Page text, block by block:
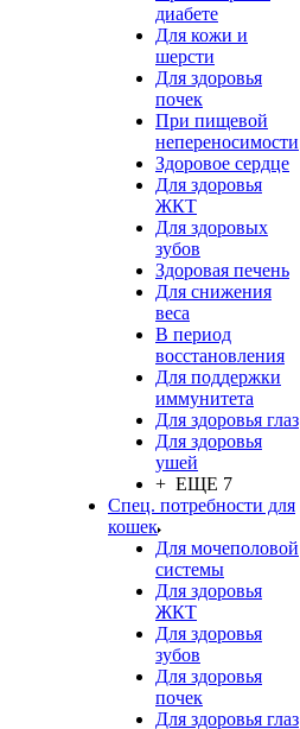
диабете
Для кожи и
шерсти
Для здоровья
почек
При пищевой
непереносимости
Здоровое сердце
Для здоровья
ЖКТ
Для здоровых
зубов
Здоровая печень
Для снижения
веса
В период
восстановления
Для поддержки
иммунитета
Для здоровья глаз
Для здоровья
ушей
+ ЕЩЕ 7
Спец. потребности для
кошек
Для мочеполовой
системы
Для здоровья
ЖКТ
Для здоровья
зубов
Для здоровья
почек
Для здоровья глаз